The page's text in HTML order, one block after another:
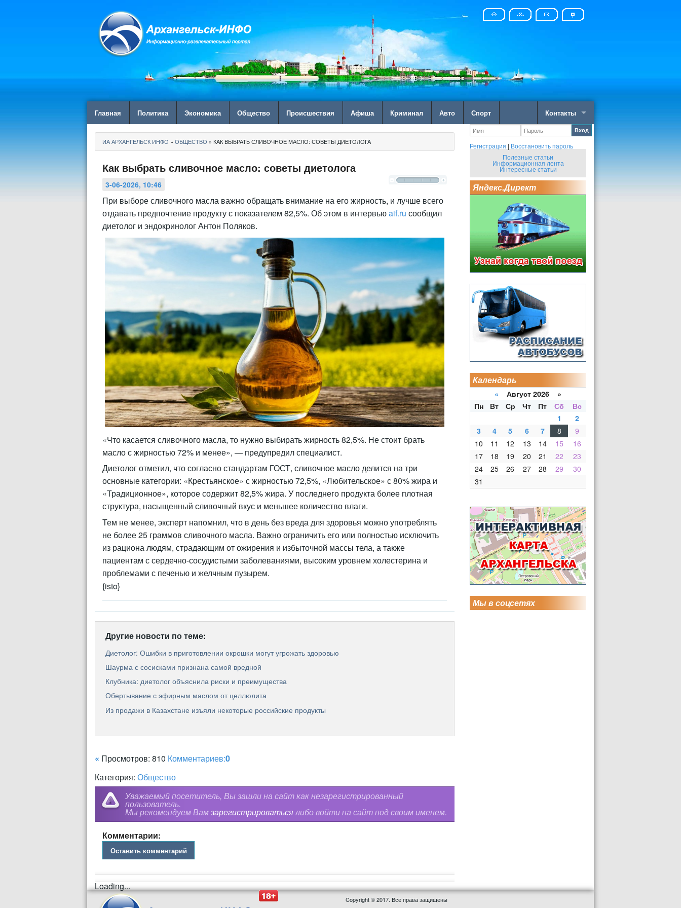
Главная Политика Экономика Общество Происшествия Афиша Криминал Авто Спорт Контакты
ИА АРХАНГЕЛЬСК ИНФО » ОБЩЕСТВО » КАК ВЫБРАТЬ СЛИВОЧНОЕ МАСЛО: СОВЕТЫ ДИЕТОЛОГА
Как выбрать сливочное масло: советы диетолога
3-06-2026, 10:46
При выборе сливочного масла важно обращать внимание на его жирность, и лучше всего
отдавать предпочтение продукту с показателем 82,5%. Об этом в интервьюaif.ru сообщил
диетолог и эндокринолог Антон Поляков.
«Что касается сливочного масла, то нужно выбирать жирность 82,5%. Не стоит брать
масло с жирностью 72% и менее», — предупредил специалист.
Диетолог отметил, что согласно стандартам ГОСТ, сливочное масло делится на три
основные категории: «Крестьянское» с жирностью 72,5%, «Любительское» с 80% жира и
«Традиционное», которое содержит 82,5% жира. У последнего продукта более плотная
структура, насыщенный сливочный вкус и меньшее количество влаги.
Тем не менее, эксперт напомнил, что в день без вреда для здоровья можно употреблять
не более 25 граммов сливочного масла. Важно ограничить его или полностью исключить
из рациона людям, страдающим от ожирения и избыточной массы тела, а также
пациентам с сердечно-сосудистыми заболеваниями, высоким уровнем холестерина и
проблемами с печенью и желчным пузырем.
{isto}
Другие новости по теме:
Диетолог: Ошибки в приготовлении окрошки могут угрожать здоровью
Шаурма с сосисками признана самой вредной
Клубника: диетолог объяснила риски и преимущества
Обертывание с эфирным маслом от целлюлита
Из продажи в Казахстане изъяли некоторые российские продукты
« Просмотров: 810 Комментариев:0
Категория: Общество
Уважаемый посетитель, Вы зашли на сайт как незарегистрированный
пользователь.
Мы рекомендуем Вамзарегистрироватьсялибо войти на сайт под своим именем.
Комментарии:
Оставить комментарий
Loading...
Вход
Регистрация | Восстановить пароль
Полезные статьи
Информационная лента
Интересные статьи
Яндекс.Директ
Календарь
« Август 2026 »
Пн
Вт Ср Чт Пт Сб
Вс
1
2
3
4 5 6 7 8
9
10
11 12 13 14 15
16
17
18 19 20 21 22
23
24
25 26 27 28 29
30
31
Мы в соцсетях
Copyright © 2017. Все права защищены